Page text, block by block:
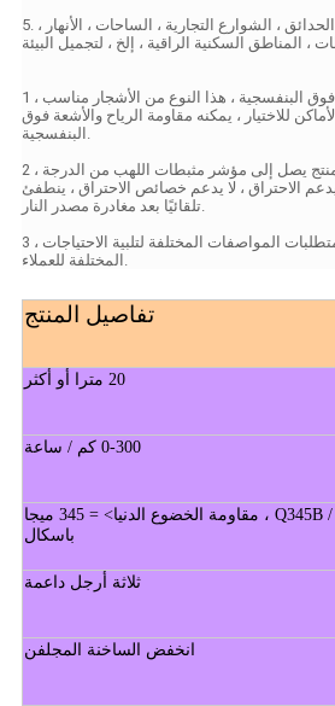
5. استخدم الأماكن: الفنادق ، الحدائق ، الشوارع التجارية ، الساحات ، الأنهار ،
1 ، مقاوم للرياح ، مضاد للأشعة فوق البنفسجية ، هذا النوع من الأشجار مناسب
للاختيار ، يمكنه مقاومة الرياح والأشعة فوق
البنفسجية.
2 ، الوقاية من الحرائق ، المنتج يصل إلى مؤشر مثبطات اللهب من الدرجة
يدعم الاحتراق ، لا يدعم خصائص الاحتراق ، ينطفئ
تلقائيًا بعد مغادرة مصدر النار.
3 ، يمكن تخصيصها وفقًا لمتطلبات المواصفات المختلفة لتلبية الاحتياجات
المختلفة للعملاء.
تفاصيل المنتج
20 مترا أو أكثر
0-300 كم / ساعة
Q345B / A572 ، مقاومة الخضوع الدنيا> = 345 ميجا
باسكال
ثلاثة أرجل داعمة
انخفض الساخنة المجلفن